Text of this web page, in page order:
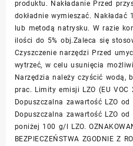
produktu. Nakładanie Przed
dokładnie wymieszać. Nakładać
lub metodą natrysku. W razie
ilości do 5% obj.Zaleca się
Czyszczenie narzędzi Przed
wytrzeć, w celu usunięcia
Narzędzia należy czyścić wodą,
prac. Limity emisji LZO (EU
Dopuszczalna zawartość LZO
Dopuszczalna zawartość LZO
poniżej 100 g/l LZO.
BEZPIECZEŃSTWA ZGODNIE Z